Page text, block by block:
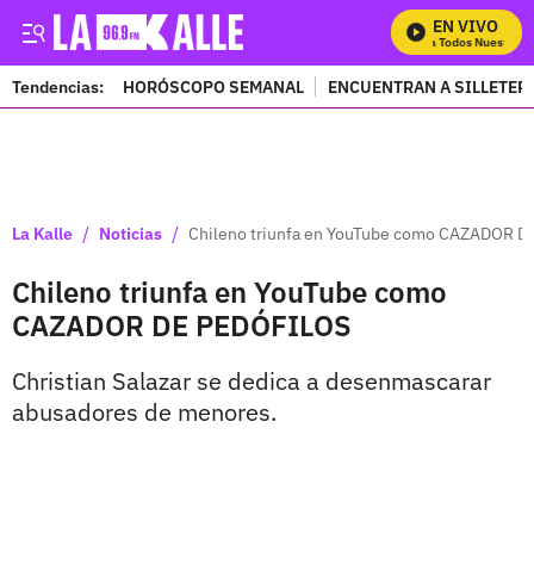
EN VIVO
Mira Todos Nuestros
Tendencias: HORÓSCOPO SEMANAL ENCUENTRAN A
La Kalle / Noticias / Chileno triunfa en YouTube como CAZADOR
Chileno triunfa en YouTube como
CAZADOR DE PEDÓFILOS
Christian Salazar se dedica a desenmascarar
abusadores de menores.